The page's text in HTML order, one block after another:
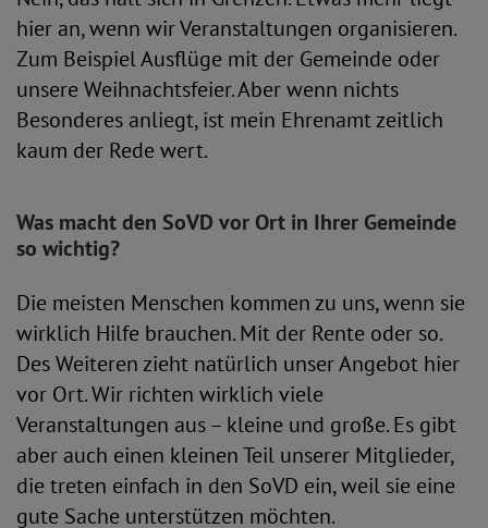
hier an, wenn wir Veranstaltungen organisieren.
Zum Beispiel Ausflüge mit der Gemeinde oder
unsere Weihnachtsfeier. Aber wenn nichts
Besonderes anliegt, ist mein Ehrenamt zeitlich
kaum der Rede wert.
Was macht den SoVD vor Ort in Ihrer Gemeinde
so wichtig?
Die meisten Menschen kommen zu uns, wenn sie
wirklich Hilfe brauchen. Mit der Rente oder so.
Des Weiteren zieht natürlich unser Angebot hier
vor Ort. Wir richten wirklich viele
Veranstaltungen aus – kleine und große. Es gibt
aber auch einen kleinen Teil unserer Mitglieder,
die treten einfach in den SoVD ein, weil sie eine
gute Sache unterstützen möchten.